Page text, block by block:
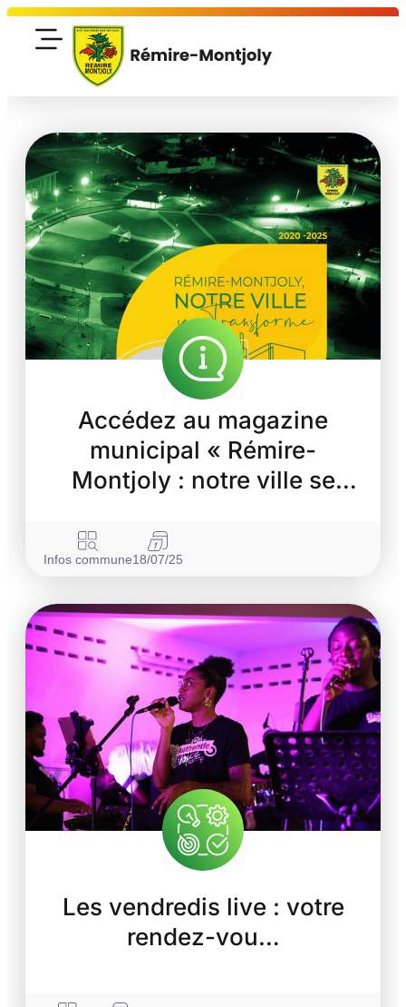
Accédez au magazine
municipal « Rémire-
Montjoly : notre ville se
Infos commune18/07/25
Les vendredis live : votre
rendez-vou…